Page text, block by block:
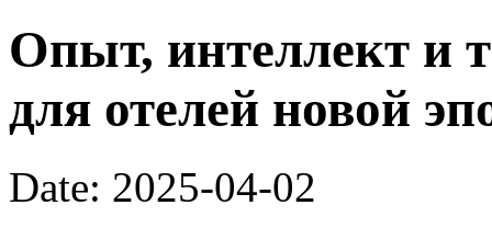
Опыт, интеллект и
для отелей новой
Date: 2025-04-02